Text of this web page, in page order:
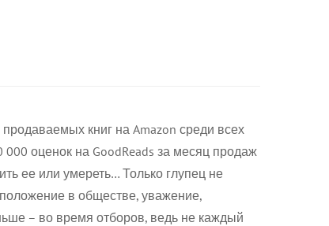
книг на Amazon среди всех
оценок на GoodReads за месяц продаж
ее или умереть… Только глупец не
положение в обществе, уважение,
– во время отборов, ведь не каждый